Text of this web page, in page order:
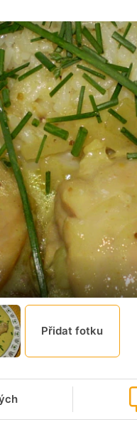
Přidat fotku